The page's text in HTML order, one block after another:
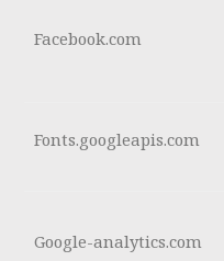
Facebook.com
Fonts.googleapis.com
Google-analytics.com